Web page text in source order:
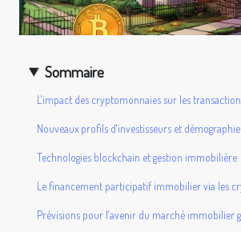
Sommaire
L'impact des cryptomonnaies sur les
Nouveaux profils d'investisseurs et
Technologies blockchain et gestion immobilière
Le financement participatif immobilier via les
Prévisions pour l'avenir du marché immobilier